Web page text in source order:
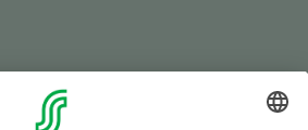
& eväs­tein­for­maa­tio